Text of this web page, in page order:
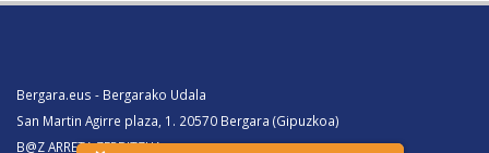
Bergara.eus - Bergarako Udala
San Martin Agirre plaza, 1. 20570 Bergara (Gipuzkoa)
B@Z ARRETA ZERBITZUA: